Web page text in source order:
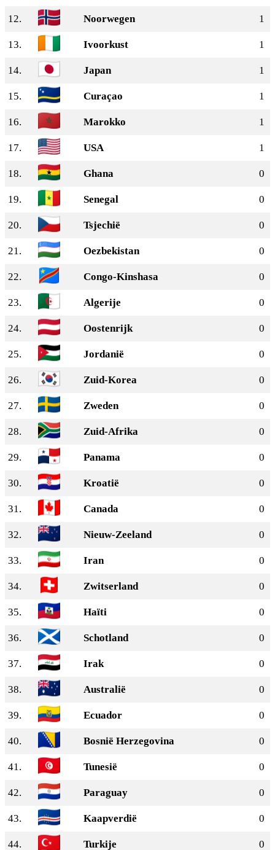
12. Noorwegen 1
13. Ivoorkust 1
14. Japan 1
15. Curaçao 1
16. Marokko 1
17. USA 1
18. Ghana 0
19. Senegal 0
20. Tsjechië 0
21. Oezbekistan 0
22. Congo-Kinshasa 0
23. Algerije 0
24. Oostenrijk 0
25. Jordanië 0
26. Zuid-Korea 0
27. Zweden 0
28. Zuid-Afrika 0
29. Panama 0
30. Kroatië 0
31. Canada 0
32. Nieuw-Zeeland 0
33. Iran 0
34. Zwitserland 0
35. Haïti 0
36. Schotland 0
37. Irak 0
38. Australië 0
39. Ecuador 0
40. Bosnië Herzegovina 0
41. Tunesië 0
42. Paraguay 0
43. Kaapverdië 0
44. Turkije 0